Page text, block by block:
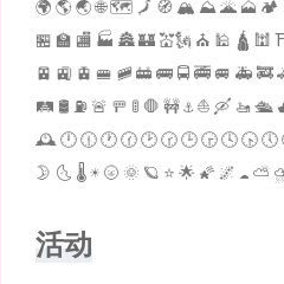
🌍 🌎 🌏 🌐 🗺 🗾 🧭 🏔 ⛰ 🌋 🗻
🏪 🏫 🏬 🏭 🏯 🏰 💒🗽 ⛪ 🕌 🛕 🕍
🚈 🚉 🚊 🚝 🚞 🚋 🚌 🚍 🚎 🚐 🚑
🛤 🛢 ⛽ 🚨 🚥 🚦 🛑 🚧 ⚓ ⛵ 🛶 🚤
🕰 🕛 🕧 🕐 🕜 🕑 🕝 🕒 🕞 🕓 🕟 🕔
🌛 🌜 🌡 ☀ 🌝 🌞 🪐 ⭐ 🌟 🌠 🌌
活动